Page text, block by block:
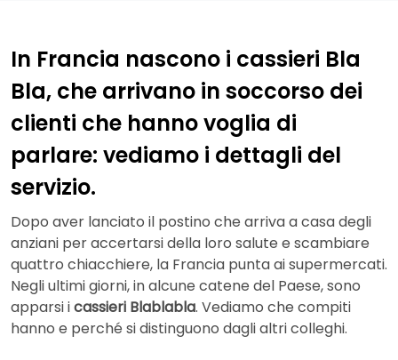
In Francia nascono i cassieri Bla
Bla, che arrivano in soccorso dei
clienti che hanno voglia di
parlare: vediamo i dettagli del
servizio.
Dopo aver lanciato il postino che arriva a casa degli
anziani per accertarsi della loro salute e scambiare
quattro chiacchiere, la Francia punta ai supermercati.
Negli ultimi giorni, in alcune catene del Paese, sono
apparsi icassieri Blablabla. Vediamo che compiti
hanno e perché si distinguono dagli altri colleghi.